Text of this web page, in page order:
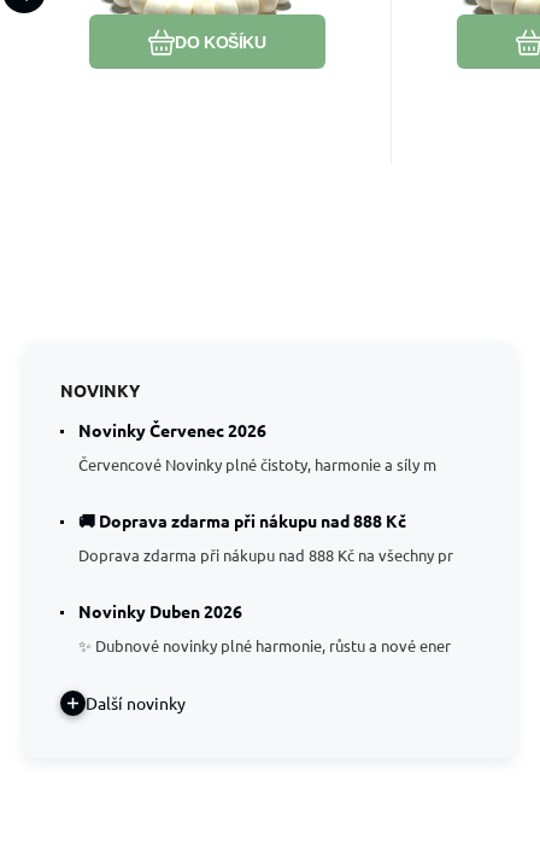
předmět, amulet
DO KOŠÍKU
vám přitahovat pozitivní
energie, lásku a štěstí.
situacích,
přinese
NOVINKY
Novinky Červenec 2026
Červencové Novinky plné čistoty, harmonie a síly m
🚚 Doprava zdarma při nákupu nad 888 Kč
Doprava zdarma při nákupu nad 888 Kč na všechny pr
Novinky Duben 2026
✨ Dubnové novinky plné harmonie, růstu a nové ener
Další novinky